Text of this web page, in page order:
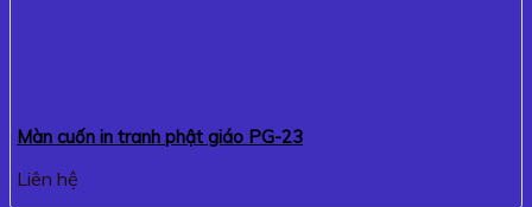
Màn cuốn in tranh phật giáo PG-23
Liên hệ